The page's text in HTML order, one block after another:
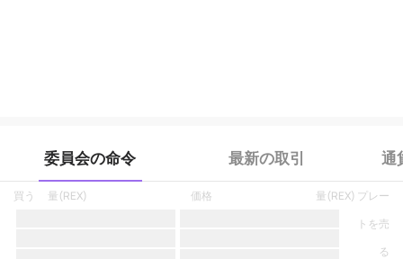
委員会の命令 最新の取引 通
買う 量(REX) 価格
プレー
トを売
る
量(REX)